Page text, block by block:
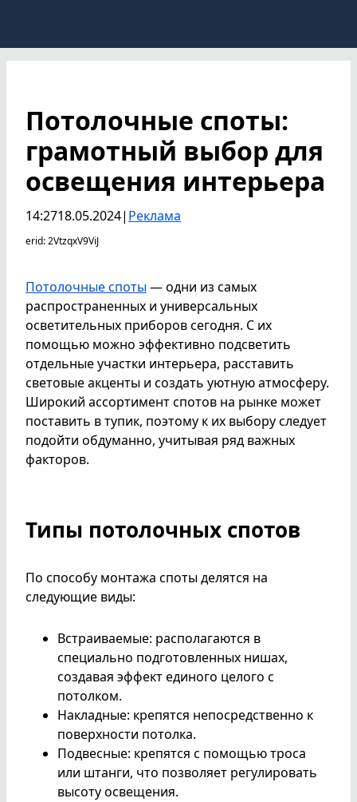
Потолочные споты:
грамотный выбор для
освещения интерьера
14:2718.05.2024| Реклама
erid: 2VtzqxV9ViJ
Потолочные споты— одни из самых
распространенных и универсальных
осветительных приборов сегодня. С их
помощью можно эффективно подсветить
отдельные участки интерьера, расставить
световые акценты и создать уютную атмосферу.
Широкий ассортимент спотов на рынке может
поставить в тупик, поэтому к их выбору следует
подойти обдуманно, учитывая ряд важных
факторов.
Типы потолочных спотов
По способу монтажа споты делятся на
следующие виды:
Встраиваемые: располагаются в
специально подготовленных нишах,
создавая эффект единого целого с
потолком.
Накладные: крепятся непосредственно к
поверхности потолка.
Подвесные: крепятся с помощью троса
или штанги, что позволяет регулировать
высоту освещения.